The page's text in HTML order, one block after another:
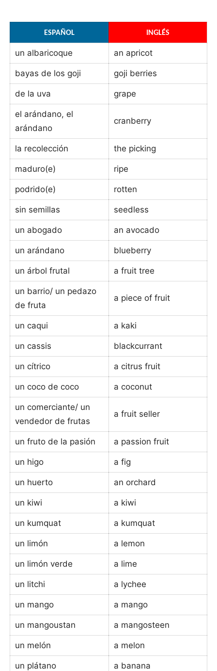
ESPAÑOL INGLÉS
un albaricoque an apricot
bayas de los goji goji berries
de la uva grape
el arándano, el
arándano
cranberry
la recolección the picking
maduro(e) ripe
podrido(e) rotten
sin semillas seedless
un abogado an avocado
un arándano blueberry
un árbol frutal a fruit tree
un barrio/ un pedazo
de fruta
a piece of fruit
un caqui a kaki
un cassis blackcurrant
un cítrico a citrus fruit
un coco de coco a coconut
un comerciante/ un
vendedor de frutas
a fruit seller
un fruto de la pasión a passion fruit
un higo a fig
un huerto an orchard
un kiwi a kiwi
un kumquat a kumquat
un limón a lemon
un limón verde a lime
un litchi a lychee
un mango a mango
un mangoustan a mangosteen
un melón a melon
un plátano a banana